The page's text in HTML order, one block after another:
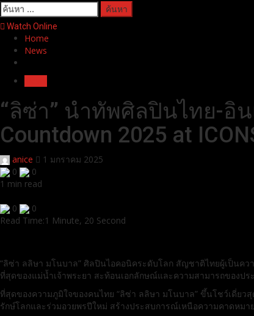
ค้นหา
สำหรับ:
Watch Online
Home
News
“ลิซ่า” นำทัพศิลปินไทย-อิน
Countdown 2025 at
anice
1 มกราคม 2025
0
0
1 min read
0
0
Read Time:1 Minute, 20 Second
“ลิซ่า ลลิษา มโนบาล” ศิลปินไอคอนิคระดับโลก สัญชาติไทยผู้เป็นค
ที่สุดของแม่น้ำเจ้าพระยา สะท้อนเอกลักษณ์และความสามารถของปร
ที่สุดของความภูมิใจของคนไทย “ลิซ่า ลลิษา มโนบาล” ขึ้นโชว์เดี่ยว
รักษ์โลกและร่วมอวยพรปีใหม่ สร้างประสบการณ์เหนือความคาดหมา